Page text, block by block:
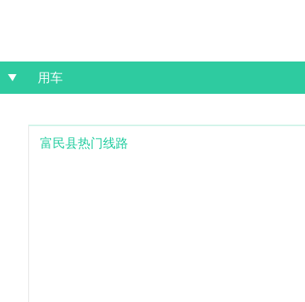
用车
富民县热门线路